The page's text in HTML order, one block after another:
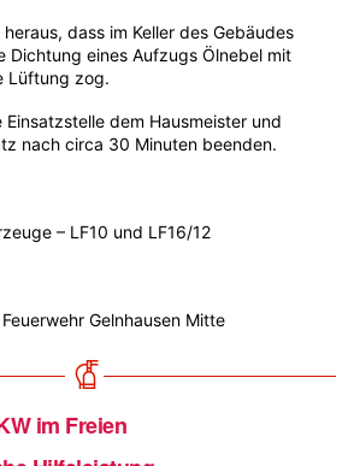
dass im Keller des Gebäudes
Dichtung eines Aufzugs Ölnebel mit
Lüftung zog.
dem Hausmeister und
nach circa 30 Minuten beenden.
– LF10 und LF16/12
Gelnhausen Mitte
im Freien